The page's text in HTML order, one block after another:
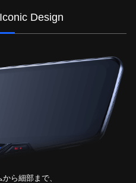
Design
ら細部まで、